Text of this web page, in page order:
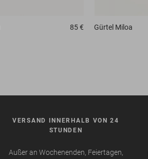
85 € Gürtel Miloa
VERSAND INNERHALB VON 24
STUNDEN
Außer an Wochenenden, Feiertagen,